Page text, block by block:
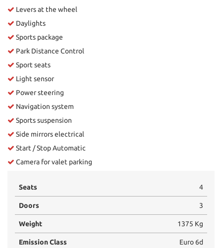
Levers at the wheel
Daylights
Sports package
Park Distance Control
Sport seats
Light sensor
Power steering
Navigation system
Sports suspension
Side mirrors electrical
Start / Stop Automatic
Camera for valet parking
Seats 4
Doors 3
Weight 1375 Kg
Emission Class Euro 6d